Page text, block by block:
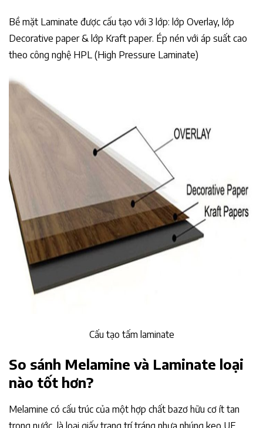
Bề mặt Laminate được cấu tạo với 3 lớp: lớp Overlay, lớp
Decorative paper & lớp Kraft paper. Ép nén với áp suất cao
theo công nghệ HPL (High Pressure Laminate)
Cấu tạo tấm laminate
So sánh Melamine và Laminate loại
nào tốt hơn?
Melamine có cấu trúc của một hợp chất bazơ hữu cơ ít tan
trong nước, là loại giấy trang trí tráng nhựa nhúng keo UF